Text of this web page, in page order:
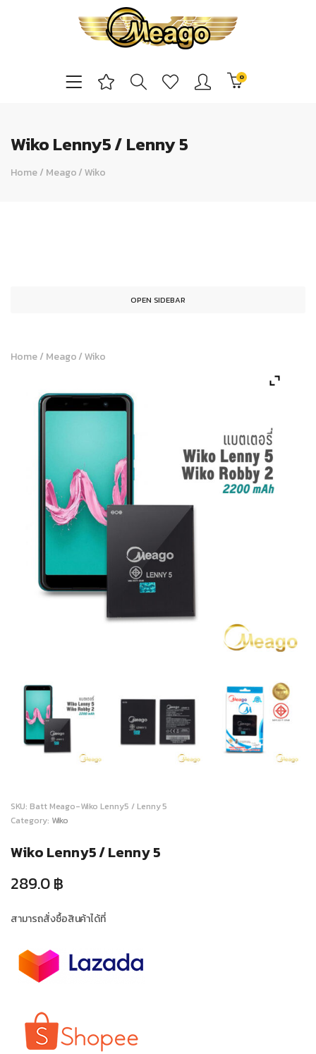
0
Wiko Lenny5 / Lenny 5
Home/ Meago/Wiko
OPEN SIDEBAR
Home/ Meago/Wiko
SKU: Batt Meago-Wiko Lenny5 / Lenny 5
Category: Wiko
Wiko Lenny5 / Lenny 5
289.0฿
สามารถสั่งซื้อสินค้าได้ที่